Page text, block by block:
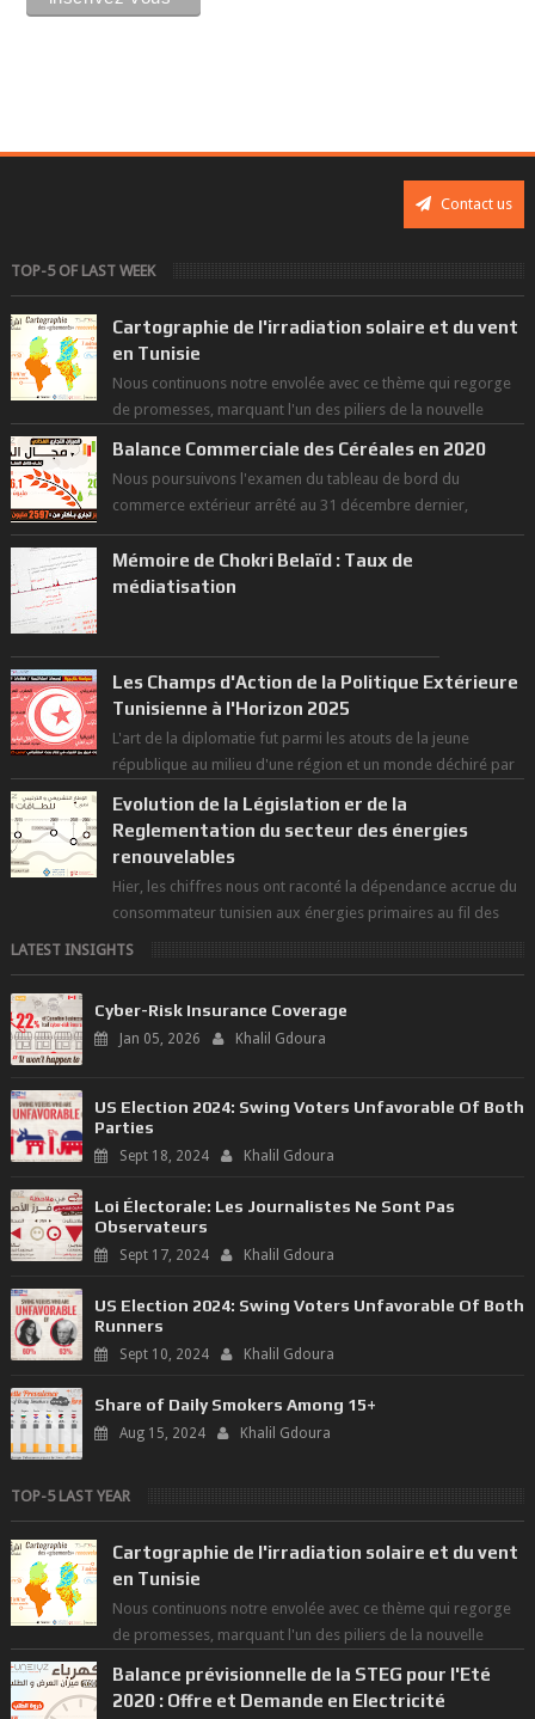
Contact us
TOP-5 OF LAST WEEK
Cartographie de l'irradiation solaire et du vent
en Tunisie
Nous continuons notre envolée avec ce thème qui regorge
de promesses, marquant l'un des piliers de la nouvelle
Balance Commerciale des Céréales en 2020
Nous poursuivons l'examen du tableau de bord du
commerce extérieur arrêté au 31 décembre dernier,
rendant compte de nos prouesses et man...
Mémoire de Chokri Belaïd : Taux de
médiatisation
Les Champs d'Action de la Politique Extérieure
Tunisienne à l'Horizon 2025
L'art de la diplomatie fut parmi les atouts de la jeune
république au milieu d'une région et un monde déchiré par
Evolution de la Législation er de la
Reglementation du secteur des énergies
renouvelables
Hier, les chiffres nous ont raconté la dépendance accrue du
consommateur tunisien aux énergies primaires au fil des
dernières décennies ( ...
LATEST INSIGHTS
Cyber-Risk Insurance Coverage
Jan 05, 2026 Khalil Gdoura
US Election 2024: Swing Voters Unfavorable Of Both
Parties
Sept 18, 2024 Khalil Gdoura
Loi Électorale: Les Journalistes Ne Sont Pas
Observateurs
Sept 17, 2024 Khalil Gdoura
US Election 2024: Swing Voters Unfavorable Of Both
Runners
Sept 10, 2024 Khalil Gdoura
Share of Daily Smokers Among 15+
Aug 15, 2024 Khalil Gdoura
TOP-5 LAST YEAR
Cartographie de l'irradiation solaire et du vent
en Tunisie
Nous continuons notre envolée avec ce thème qui regorge
de promesses, marquant l'un des piliers de la nouvelle
Balance prévisionnelle de la STEG pour l'Eté
2020 : Offre et Demande en Electricité